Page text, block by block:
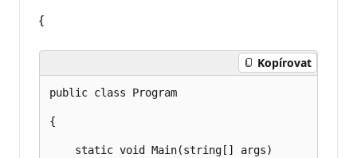
{
Kopírovat
public class Program
{
    static void Main(string[] args)